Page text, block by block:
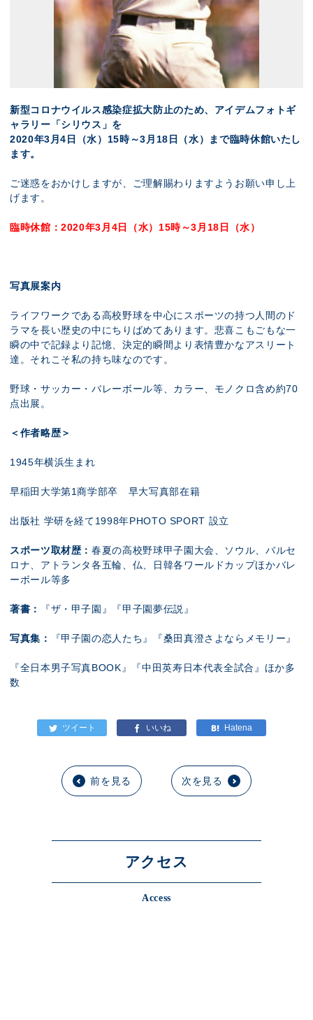
新型コロナウイルス感染症拡大防止のため、アイデムフォトギ
ャラリー「シリウス」を
2020年3月4日（水）15時～3月18日（水）まで臨時休館いたし
ます。
ご迷惑をおかけしますが、ご理解賜わりますようお願い申し上
げます。
臨時休館：2020年3月4日（水）15時～3月18日（水）
写真展案内
ライフワークである高校野球を中心にスポーツの持つ人間のド
ラマを長い歴史の中にちりばめてあります。悲喜こもごもな一
瞬の中で記録より記憶、決定的瞬間より表情豊かなアスリート
達。それこそ私の持ち味なのです。
野球・サッカー・バレーボール等、カラー、モノクロ含め約70
点出展。
＜作者略歴＞
1945年横浜生まれ
早稲田大学第1商学部卒 早大写真部在籍
出版社 学研を経て1998年PHOTO SPORT 設立
スポーツ取材歴：春夏の高校野球甲子園大会、ソウル、バルセ
ロナ、アトランタ各五輪、仏、日韓各ワールドカップほかバレ
ーボール等多
著書： 『ザ・甲子園』『甲子園夢伝説』
写真集： 『甲子園の恋人たち』『桑田真澄さよならメモリー』
『全日本男子写真BOOK』『中田英寿日本代表全試合』ほか多
数
前を見る 次を見る
アクセス
Access